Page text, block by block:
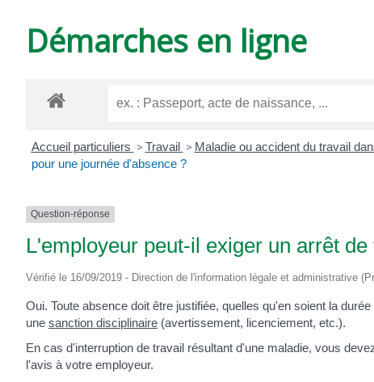
VARZAY
Démarches en ligne
Accueil particuliers > Travail > Maladie ou accident du travail
pour une journée d'absence ?
Question-réponse
L'employeur peut-il exiger un arrêt
Vérifié le 16/09/2019 - Direction de l'information légale et administrative
Oui. Toute absence doit être justifiée, quelles qu'en soient la
une sanction disciplinaire (avertissement, licenciement, etc.).
En cas d'interruption de travail résultant d'une maladie, vous
l'avis à votre employeur.